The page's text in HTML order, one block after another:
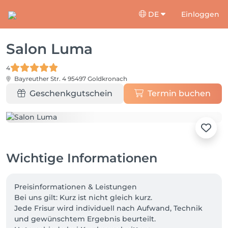
DE Einloggen
Salon Luma
4
Bayreuther Str. 4 95497 Goldkronach
Geschenkgutschein Termin buchen
Wichtige Informationen
Preisinformationen & Leistungen
Bei uns gilt: Kurz ist nicht gleich kurz.
Jede Frisur wird individuell nach Aufwand, Technik
und gewünschtem Ergebnis beurteilt.